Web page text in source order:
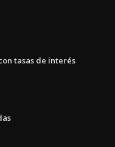
tasas de interés